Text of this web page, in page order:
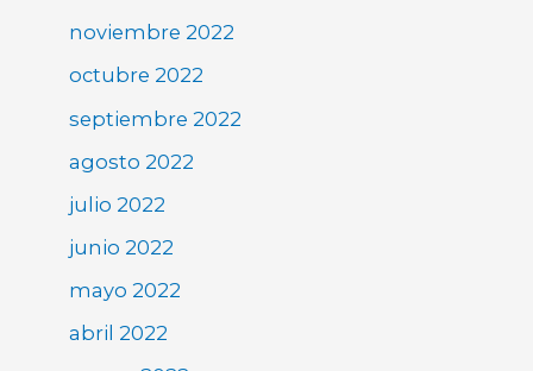
noviembre 2022
octubre 2022
septiembre 2022
agosto 2022
julio 2022
junio 2022
mayo 2022
abril 2022